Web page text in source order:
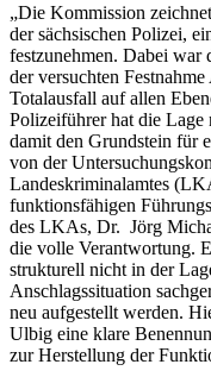
„Die Kommission
der sächsischen Polizei,
festzunehmen. Dabei war
der versuchten
Totalausfall auf allen
Polizeiführer hat die Lage
damit den Grundstein für
von der
Landeskriminalamtes
funktionsfähigen
des LKAs, Dr. Jörg
die volle Verantwortung.
strukturell nicht in der
Anschlagssituation
neu aufgestellt werden.
Ulbig eine klare
zur Herstellung der